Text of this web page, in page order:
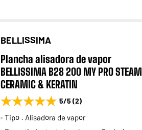
BELLISSIMA
Plancha alisadora de vapor
BELLISSIMA B28 200 MY PRO STEAM
CERAMIC & KERATIN
★★★★★
★★★★★ 5/5 (2)
Tipo : Alisadora de vapor